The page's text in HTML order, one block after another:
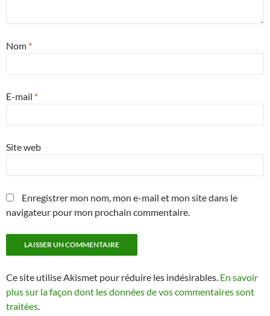
Nom *
E-mail *
Site web
Enregistrer mon nom, mon e-mail et mon site dans le
navigateur pour mon prochain commentaire.
Ce site utilise Akismet pour réduire les indésirables. En savoir
plus sur la façon dont les données de vos commentaires sont
traitées.